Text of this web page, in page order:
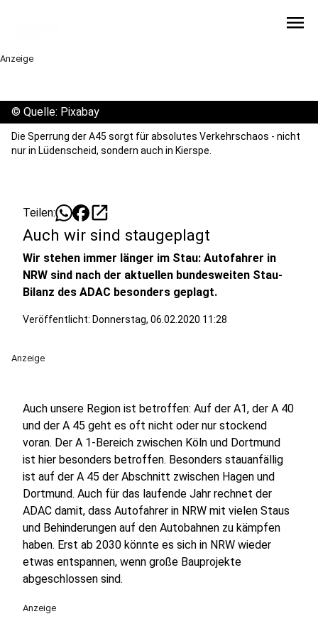
menu
Anzeige
© Quelle: Pixabay
Die Sperrung der A45 sorgt für absolutes Verkehrschaos - nicht
nur in Lüdenscheid, sondern auch in Kierspe.
Teilen: open_in_new
Auch wir sind staugeplagt
Wir stehen immer länger im Stau: Autofahrer in
NRW sind nach der aktuellen bundesweiten Stau-
Bilanz des ADAC besonders geplagt.
Veröffentlicht: Donnerstag, 06.02.2020 11:28
Anzeige
Auch unsere Region ist betroffen: Auf der A1, der A 40
und der A 45 geht es oft nicht oder nur stockend
voran. Der A 1-Bereich zwischen Köln und Dortmund
ist hier besonders betroffen. Besonders stauanfällig
ist auf der A 45 der Abschnitt zwischen Hagen und
Dortmund. Auch für das laufende Jahr rechnet der
ADAC damit, dass Autofahrer in NRW mit vielen Staus
und Behinderungen auf den Autobahnen zu kämpfen
haben. Erst ab 2030 könnte es sich in NRW wieder
etwas entspannen, wenn große Bauprojekte
abgeschlossen sind.
Anzeige